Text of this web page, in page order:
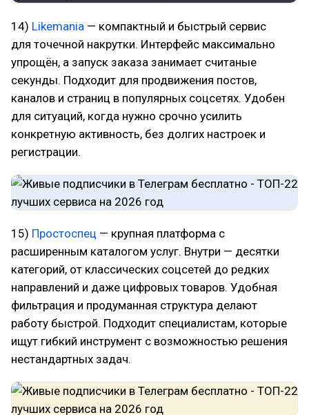
14) Likemania — компактный и быстрый сервис
для точечной накрутки. Интерфейс максимально
упрощён, а запуск заказа занимает считаные
секунды. Подходит для продвижения постов,
каналов и страниц в популярных соцсетях. Удобен
для ситуаций, когда нужно срочно усилить
конкретную активность, без долгих настроек и
регистрации.
15) Простоспец — крупная платформа с
расширенным каталогом услуг. Внутри — десятки
категорий, от классических соцсетей до редких
направлений и даже цифровых товаров. Удобная
фильтрация и продуманная структура делают
работу быстрой. Подходит специалистам, которые
ищут гибкий инструмент с возможностью решения
нестандартных задач.